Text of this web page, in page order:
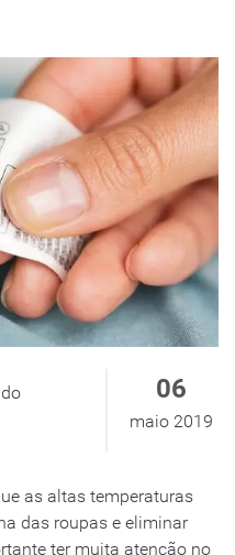
06
maio 2019
as altas temperaturas
das roupas e eliminar
ter muita atenção no